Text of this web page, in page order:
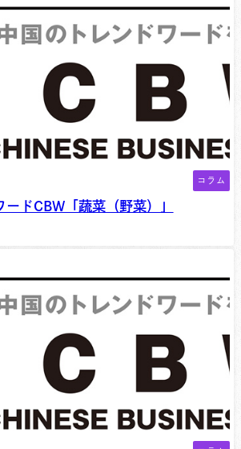
コラム
ドCBW「蔬菜（野菜）」